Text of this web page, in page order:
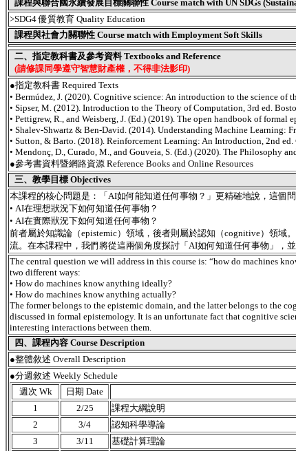
課程與聯合國永續發展目標關聯性 Course match with UN SDGs
>SDG4 優質教育 Quality Education
課程與社會力關聯性 Course match with Employment Soft Skills
二、指定教科書及參考資料 Textbooks and Reference
(請修課同學遵守智慧財產權，不得非法影印)
●指定教科書 Required Texts
• Bermúdez, J. (2020). Cognitive science: An introduction to the science of
• Sipser, M. (2012). Introduction to the Theory of Computation, 3rd ed.
• Pettigrew, R., and Weisberg, J. (Ed.) (2019). The open handbook of formal
• Shalev-Shwartz & Ben-David. (2014). Understanding Machine Learning:
• Sutton, & Barto. (2018). Reinforcement Learning: An Introduction, 2nd ed.
• Mendonç, D., Curado, M., and Gouveia, S. (Ed.) (2020). The Philosophy
●參考書資料暨網路資源 Reference Books and Online Resources
三、教學目標 Objectives
本課程的核心問題是：「AI如何能知道任何事物？」更精確地說，這個
• AI在理想狀況下如何知道任何事物？
• AI在實際狀況下如何知道任何事物？
前者屬於知識論（epistemic）領域，後者則屬於認知（cognitive）領
流。在本課程中，我們將從這兩個角度探討「AI如何知道任何事物」，
The central question we will address in this course is: “how do machines
two different ways:
• How do machines know anything ideally?
• How do machines know anything actually?
The former belongs to the epistemic domain, and the latter belongs to the
discussed in formal epistemology. It is an unfortunate fact that cognitive
interesting interactions between them.
四、課程內容 Course Description
●整體敘述 Overall Description
●分週敘述 Weekly Schedule
週次 Wk
日期 Date
1
2/25
課程大綱說明
2
3/4
認知科學導論
3
3/11
基礎計算理論